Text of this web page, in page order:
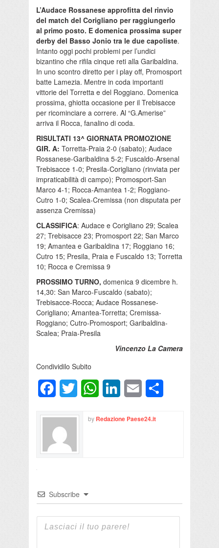
L’Audace Rossanese approfitta del rinvio
del match del Corigliano per raggiungerlo
al primo posto. E domenica prossima super
derby del Basso Jonio tra le due capoliste.
Intanto oggi pochi problemi per l’undici
bizantino che rifila cinque reti alla Garibaldina.
In uno scontro diretto per i play off, Promosport
batte Lamezia. Mentre in coda importanti
vittorie del Torretta e del Roggiano. Domenica
prossima, ghiotta occasione per il Trebisacce
per ricominciare a correre. Al “G.Amerise”
arriva il Rocca, fanalino di coda.
RISULTATI 13^ GIORNATA PROMOZIONE
GIR. A: Torretta-Praia 2-0 (sabato); Audace
Rossanese-Garibaldina 5-2; Fuscaldo-Arsenal
Trebisacce 1-0; Presila-Corigliano (rinviata per
impraticabilità di campo); Promosport-San
Marco 4-1; Rocca-Amantea 1-2; Roggiano-
Cutro 1-0; Scalea-Cremissa (non disputata per
assenza Cremissa)
CLASSIFICA: Audace e Corigliano 29; Scalea
27; Trebisacce 23; Promosport 22; San Marco
19; Amantea e Garibaldina 17; Roggiano 16;
Cutro 15; Presila, Praia e Fuscaldo 13; Torretta
10; Rocca e Cremissa 9
PROSSIMO TURNO, domenica 9 dicembre h.
14,30: San Marco-Fuscaldo (sabato);
Trebisacce-Rocca; Audace Rossanese-
Corigliano; Amantea-Torretta; Cremissa-
Roggiano; Cutro-Promosport; Garibaldina-
Scalea; Praia-Presila
Vincenzo La Camera
Condividilo Subito
FacebookTwitter WhatsAppLinkedInEmail
by Redazione Paese24.it
Subscribe